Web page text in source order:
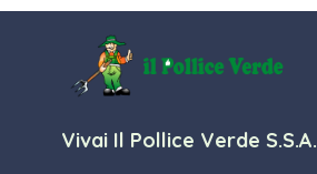
Vivai Il Pollice Verde S.S.A.